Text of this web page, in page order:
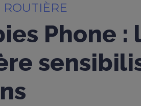
ROUTIÈRE
Phone :